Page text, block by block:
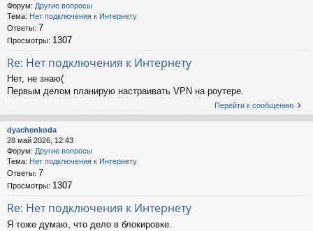
Форум: Другие вопросы
Тема: Нет подключения к Интернету
Ответы: 7
Просмотры: 1307
Re: Нет подключения к Интернету
Нет, не знаю(
Первым делом планирую настраивать VPN на роутере.
Перейти к сообщению
dyachenkoda
28 май 2026, 12:43
Форум: Другие вопросы
Тема: Нет подключения к Интернету
Ответы: 7
Просмотры: 1307
Re: Нет подключения к Интернету
Я тоже думаю, что дело в блокировке.